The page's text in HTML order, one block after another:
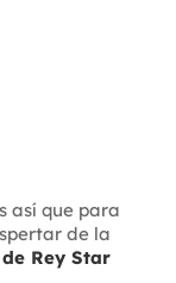
así que para
de la
Rey Star